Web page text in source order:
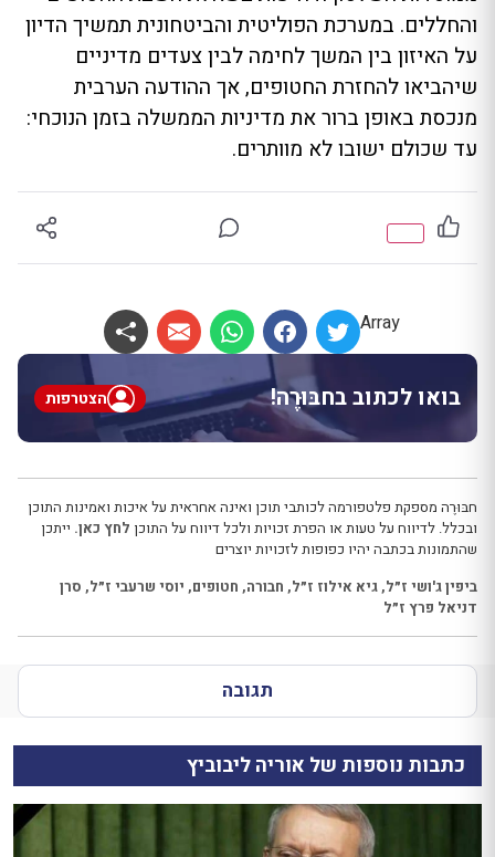
והחללים. במערכת הפוליטית והביטחונית תמשיך הדיון
על האיזון בין המשך לחימה לבין צעדים מדיניים
שיהביאו להחזרת החטופים, אך ההודעה הערבית
מנכסת באופן ברור את מדיניות הממשלה בזמן הנוכחי:
עד שכולם ישובו לא מוותרים.
Array
בואו לכתוב בחבּוּרֶה! הצטרפות
חבּוּרֶה מספקת פלטפורמה לכותבי תוכן ואינה אחראית על איכות ואמינות התוכן
ובכלל. לדיווח על טעות או הפרת זכויות ולכל דיווח על התוכן לחץ כאן. ייתכן
שהתמונות בכתבה יהיו כפופות לזכויות יוצרים
ביפין ג'ושי ז״ל,גיא אילוז ז״ל, חבורה, חטופים, יוסי שרעבי ז״ל, סרן
דניאל פרץ ז״ל
תגובה
כתבות נוספות של אוריה ליבוביץ